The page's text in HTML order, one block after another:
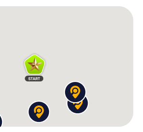
Stationen der Stadtrallye
und persönliche Weise erleben.
Schnitzeljagd werdet ihr Tiflis mit
sehen. Die Erlebnisse und
eurer Tour gesammelt habt,
begleiten. Lasst euch von der
erlebt ein Abenteuer, das euch die
von Tiflis näherbringt.